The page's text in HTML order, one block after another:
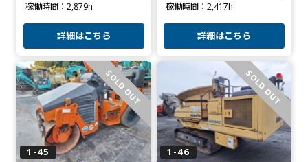
稼働時間
2,879h
詳細はこちら
稼働時間
2,417h
詳細はこちら
SOLD OUT
1-45
SOLD OUT
1-46